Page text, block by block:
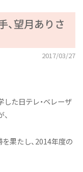
、望月ありさ
2017/03/27
た日テレ・ベレーザ
果たし、2014年度の